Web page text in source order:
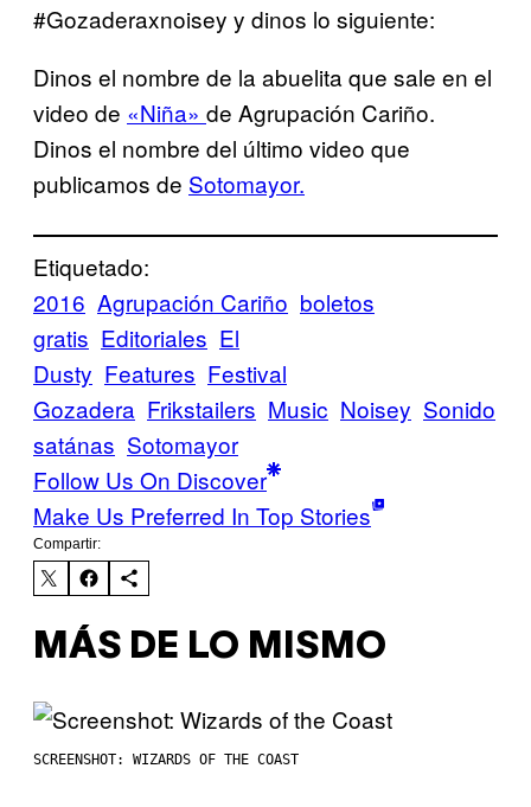
#Gozaderaxnoisey y dinos lo siguiente:
Dinos el nombre de la abuelita que sale en el
video de «Niña» de Agrupación Cariño.
Dinos el nombre del último video que
publicamos de Sotomayor.
Etiquetado:
2016 Agrupación Cariño boletos
gratis Editoriales El
Dusty Features Festival
Gozadera Frikstailers Music Noisey Sonido
satánas Sotomayor
Follow Us On Discover
Make Us Preferred In Top Stories
Compartir:
MÁS DE LO MISMO
SCREENSHOT: WIZARDS OF THE COAST